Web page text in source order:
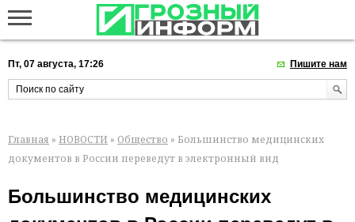
Пт, 07 августа, 17:26 Пишите нам
Главная » НОВОСТИ » Общество » Большинство медицинских
документов в России переведут в электронный вид
Большинство медицинских